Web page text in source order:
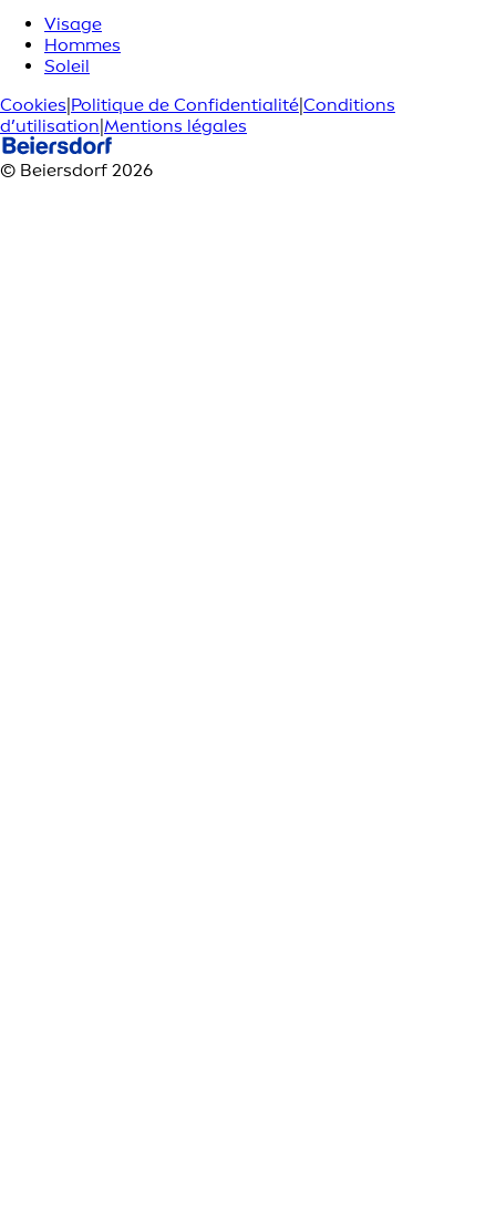
Visage
Hommes
Soleil
Cookies|Politique de Confidentialité|Conditions
d’utilisation|Mentions légales
© Beiersdorf 2026